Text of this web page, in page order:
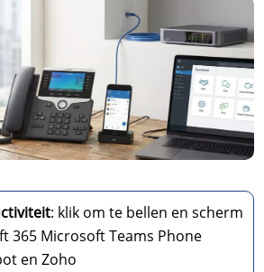
: klik om te bellen en scherm
365 Microsoft Teams Phone
en Zoho